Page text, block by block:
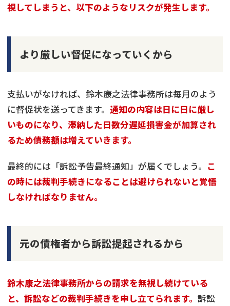
視してしまうと、以下のようなリスクが発生します。
より厳しい督促になっていくから
支払いがなければ、鈴木康之法律事務所は毎月のよう
に督促状を送ってきます。 通知の内容は日に日に厳し
いものになり、滞納した日数分遅延損害金が加算され
るため債務額は増えていきます。
最終的には「訴訟予告最終通知」が届くでしょう。 こ
の時には裁判手続きになることは避けられないと覚悟
しなければなりません。
元の債権者から訴訟提起されるから
鈴木康之法律事務所からの請求を無視し続けている
と、訴訟などの裁判手続きを申し立てられます。 訴訟